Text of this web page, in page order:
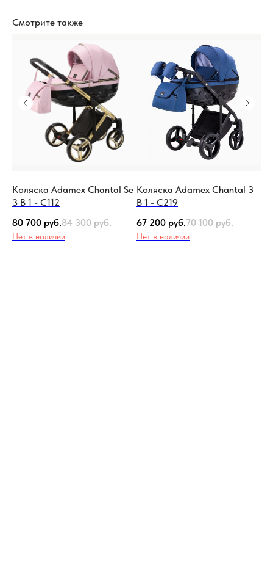
Смотрите также
Коляска Adamex Chantal Se
3 В 1 - C112
80 700 руб.84 300 руб.
Нет в наличии
Коляска Adamex Chantal 3
В 1 - C219
67 200 руб.70 100 руб.
Нет в наличии